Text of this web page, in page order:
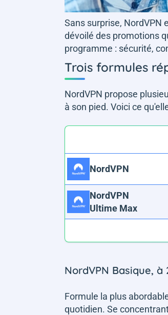
Sans surprise, NordVPN
dévoilé des promotions
programme : sécurité,
Trois formules
NordVPN propose
à son pied. Voici ce
NordVPN
NordVPN
Ultime Max
NordVPN Basique, à
Formule la plus
quotidien. Se